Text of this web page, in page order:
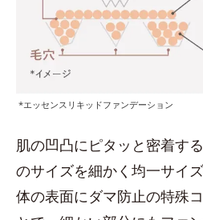
*エッセンスリキッドファンデーション
肌の凹凸にピタッと密着す
のサイズを細かく均一サイ
体の表面にダマ防止の特殊